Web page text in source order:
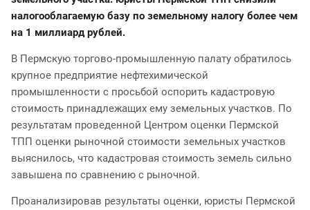
налогооблагаемую базу по земельному налогу более чем
на 1 миллиард рублей.
В Пермскую торгово-промышленную палату обратилось
крупное предприятие нефтехимической
промышленности с просьбой оспорить кадастровую
стоимость принадлежащих ему земельных участков. По
результатам проведенной Центром оценки Пермской
ТПП оценки рыночной стоимости земельных участков
выяснилось, что кадастровая стоимость земель сильно
завышена по сравнению с рыночной.
Проанализировав результаты оценки, юристы Пермской